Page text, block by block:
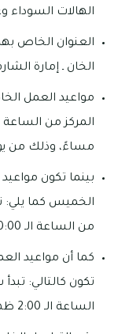
الهالات السوداء
الخان ـ إمارة
مواعيد العمل
مساءً، وذلك من
بينما تكون
الخميس كما يلي:
من الساعة الـ 10:00 صباحًا وحتى الساعة الـ 7:00 مساءً.
كما أن مواعيد
تكون كالتالي:
الساعة الـ 2:00 ظهرًا وحتى الساعة الـ 8:00 مساءً.